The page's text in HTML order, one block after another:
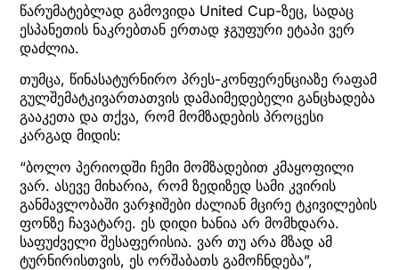
წარუმატებლად გამოვიდა United Cup-ზეც, სადაც
ესპანეთის ნაკრებთან ერთად ჯგუფური ეტაპი ვერ
დაძლია.
თუმცა, წინასატურნირო პრეს-კონფერენციაზე რაფამ
გულშემატკივართათვის დამაიმედებელი განცხადება
გააკეთა და თქვა, რომ მომზადების პროცესი
კარგად მიდის:
“ბოლო პერიოდში ჩემი მომზადებით კმაყოფილი
ვარ. ასევე მიხარია, რომ ზედიზედ სამი კვირის
განმავლობაში ვარჯიშები ძალიან მცირე ტკივილების
ფონზე ჩავატარე. ეს დიდი ხანია არ მომხდარა.
საფუძველი შესაფერისია. ვარ თუ არა მზად ამ
ტურნირისთვის, ეს ორშაბათს გამოჩნდება”,